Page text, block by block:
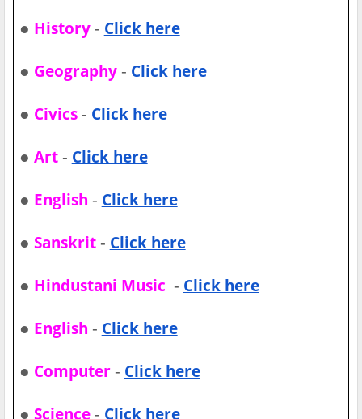
● History - Click here
● Geography- Click here
● Civics- Click here
● Art- Click here
● English - Click here
● Sanskrit- Click here
● Hindustani Music - Click here
● English - Click here
● Computer- Click here
● Science- Click here